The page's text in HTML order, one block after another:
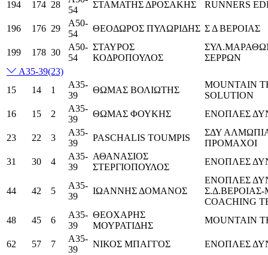
194 174 28
54
ΣΤΑΜΑΤΗΣ ΔΡΟΣΑΚΗΣ RUNNERS
196 176 29
Α50-
54
ΘΕΟΔΩΡΟΣ ΠΥΛΩΡΙΔΗΣ Σ Δ ΒΕΡΟΙΑΣ
199 178 30
Α50-
54
ΣΤΑΥΡΟΣ
ΚΟΔΡΟΠΟΥΛΟΣ
ΣΕΡΡΩΝ
Α35-39(23)
15
14 1
Α35-
39
ΘΩΜΑΣ ΒΟΛΙΩΤΗΣ
MOUNTAIN
SOLUTION
16
15 2
Α35-
39
ΘΩΜΑΣ ΦΟΥΚΗΣ ΕΝΟΠΛΕΣ
23 22 3
Α35-
39
PASCHALIS TOUMPIS
ΣΔΥ
ΠΡΟΜΑΧΟΙ
31
30 4
Α35-
39
ΑΘΑΝΑΣΙΟΣ
ΣΤΕΡΓΙΟΠΟΥΛΟΣ
ΕΝΟΠΛΕΣ
44 42 5
Α35-
39
ΙΩΑΝΝΗΣ ΔΟΜΑΝΟΣ
ΕΝΟΠΛΕΣ
Σ.Δ.ΒΕΡΟΙΑΣ-
COACHING
48
45 6
Α35-
39
ΘΕΟΧΑΡΗΣ
ΜΟΥΡΑΤΙΔΗΣ
MOUNTAIN
62 57 7
Α35-
39
ΝΙΚΟΣ ΜΠΑΓΓΟΣ ΕΝΟΠΛΕΣ